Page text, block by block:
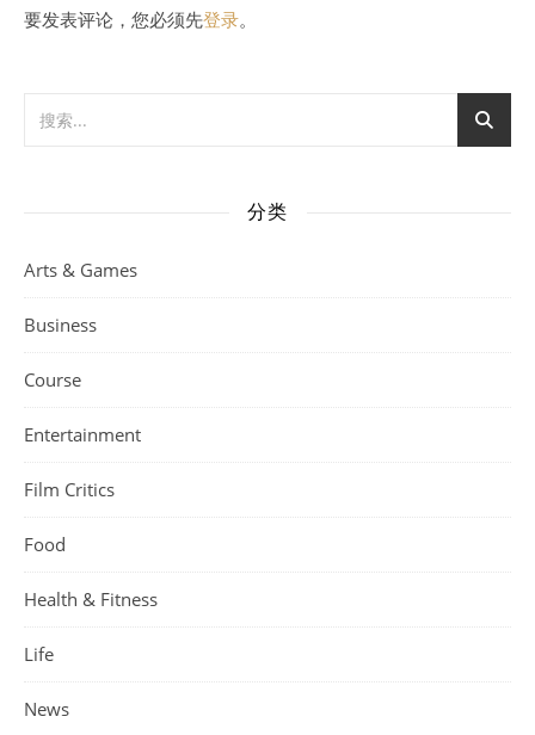
要发表评论，您必须先登录。
分类
Arts & Games
Business
Course
Entertainment
Film Critics
Food
Health & Fitness
Life
News